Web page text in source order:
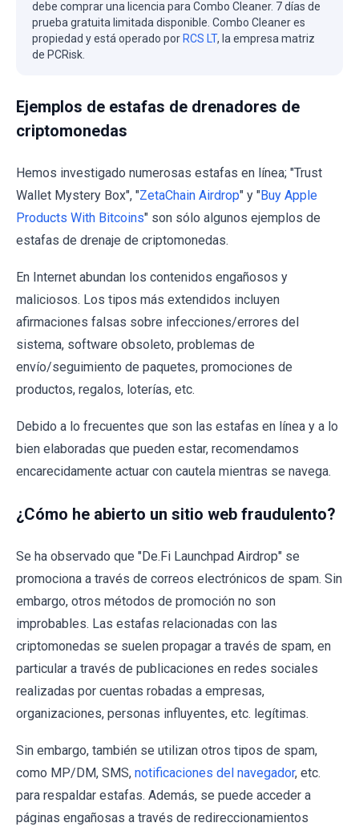
debe comprar una licencia para Combo Cleaner. 7 días de
prueba gratuita limitada disponible. Combo Cleaner es
propiedad y está operado por RCS LT, la empresa matriz
de PCRisk.
Ejemplos de estafas de drenadores de
criptomonedas
Hemos investigado numerosas estafas en línea; "Trust
Wallet Mystery Box", "ZetaChain Airdrop" y "Buy Apple
Products With Bitcoins" son sólo algunos ejemplos de
estafas de drenaje de criptomonedas.
En Internet abundan los contenidos engañosos y
maliciosos. Los tipos más extendidos incluyen
afirmaciones falsas sobre infecciones/errores del
sistema, software obsoleto, problemas de
envío/seguimiento de paquetes, promociones de
productos, regalos, loterías, etc.
Debido a lo frecuentes que son las estafas en línea y a lo
bien elaboradas que pueden estar, recomendamos
encarecidamente actuar con cautela mientras se navega.
¿Cómo he abierto un sitio web fraudulento?
Se ha observado que "De.Fi Launchpad Airdrop" se
promociona a través de correos electrónicos de spam. Sin
embargo, otros métodos de promoción no son
improbables. Las estafas relacionadas con las
criptomonedas se suelen propagar a través de spam, en
particular a través de publicaciones en redes sociales
realizadas por cuentas robadas a empresas,
organizaciones, personas influyentes, etc. legítimas.
Sin embargo, también se utilizan otros tipos de spam,
como MP/DM, SMS, notificaciones del navegador, etc.
para respaldar estafas. Además, se puede acceder a
páginas engañosas a través de redireccionamientos